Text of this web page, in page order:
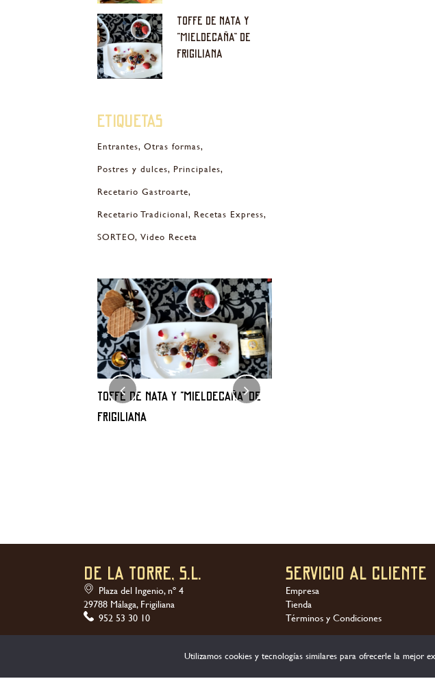
TOFFE DE NATA Y
“MIELDECAÑA” DE
FRIGILIANA
Etiquetas
Entrantes Otras formas
Postres y dulces Principales
Recetario Gastroarte
Recetario Tradicional Recetas Express
SORTEO Video Receta
TOFFE DE NATA Y “MIELDECAÑA” DE
FRIGILIANA
DE LA TORRE, S.L.
Plaza del Ingenio, nº 4
29788 Málaga, Frigiliana
952 53 30 10
Servicio al Cliente
Empresa
Tienda
Términos y Condiciones
Ofrecemos una gran variedad de métodos de pago
Utilizamos cookies y tecnologías similares para ofrecerle la mejor